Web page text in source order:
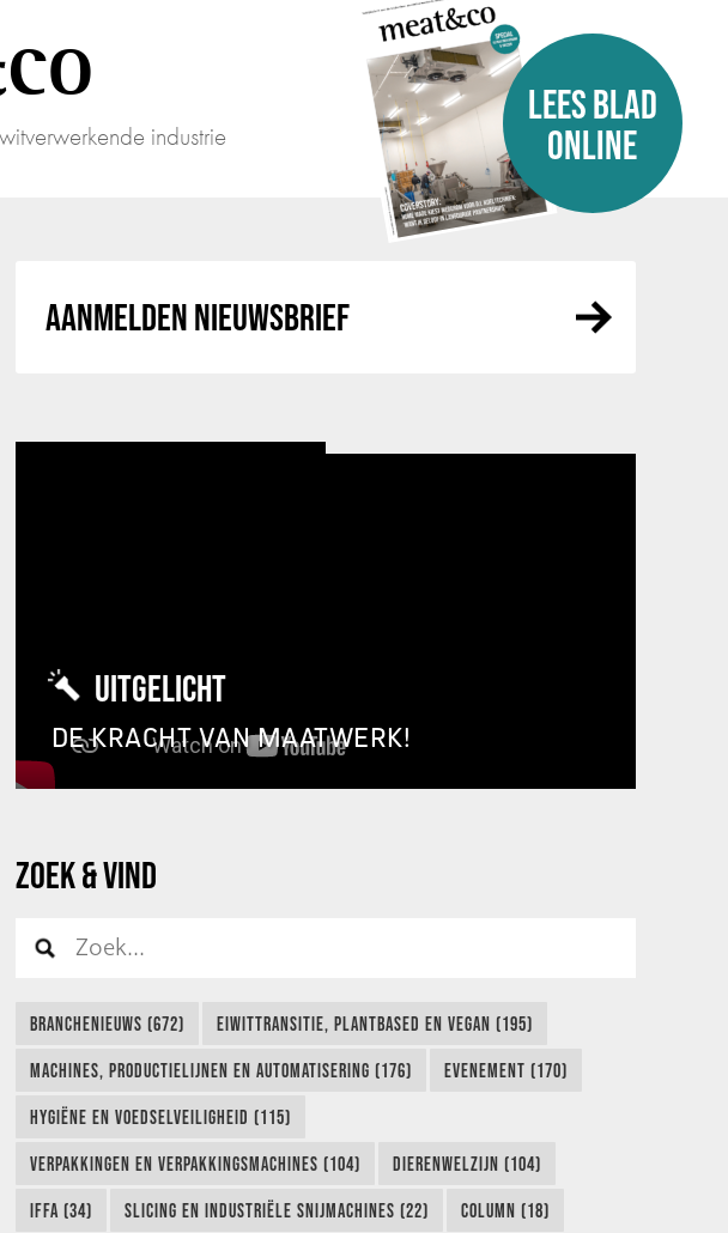
industrie
LEES BLAD
ONLINE
AANMELDEN NIEUWSBRIEF
UITGELICHT
DE KRACHT VAN MAATWERK!
ZOEK & VIND
BRANCHENIEUWS (672) EIWITTRANSITIE, PLANTBASED EN VEGAN (195)
MACHINES, PRODUCTIELIJNEN EN AUTOMATISERING (176) EVENEMENT (170)
HYGIËNE EN VOEDSELVEILIGHEID (115)
VERPAKKINGEN EN VERPAKKINGSMACHINES (104) DIERENWELZIJN (104)
IFFA (34) SLICING EN INDUSTRIËLE SNIJMACHINES (22) COLUMN (18)